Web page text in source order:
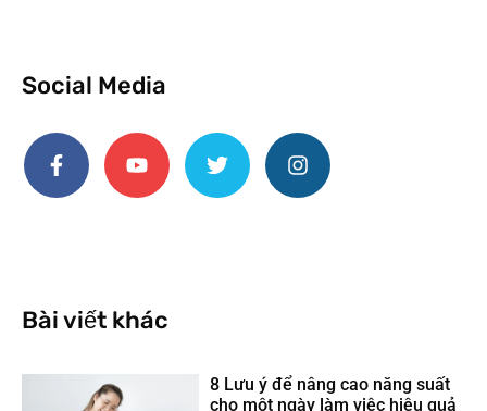
Social Media
Bài viết khác
8 Lưu ý để nâng cao năng suất
cho một ngày làm việc hiệu quả